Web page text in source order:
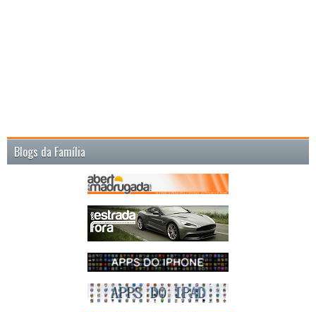
Blogs da Família